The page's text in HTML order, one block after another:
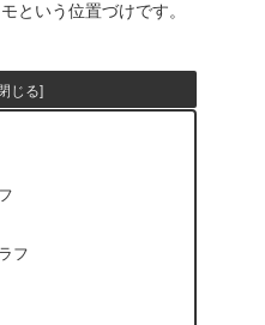
という位置づけです。
フ